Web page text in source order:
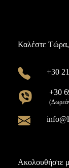
Καλέστε
+30
+30
Ακολουθήστε